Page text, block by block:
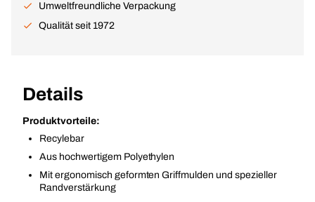
Umweltfreundliche Verpackung
Qualität seit 1972
Details
Produktvorteile:
Recylebar
Aus hochwertigem Polyethylen
Mit ergonomisch geformten Griffmulden und spezieller
Randverstärkung